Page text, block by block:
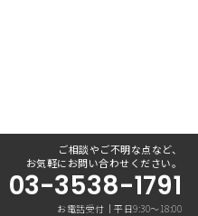
ご相談やご不明な点など、
お気軽にお問い合わせください。
03-3538-1791
お電話受付｜平日9:30〜18:00